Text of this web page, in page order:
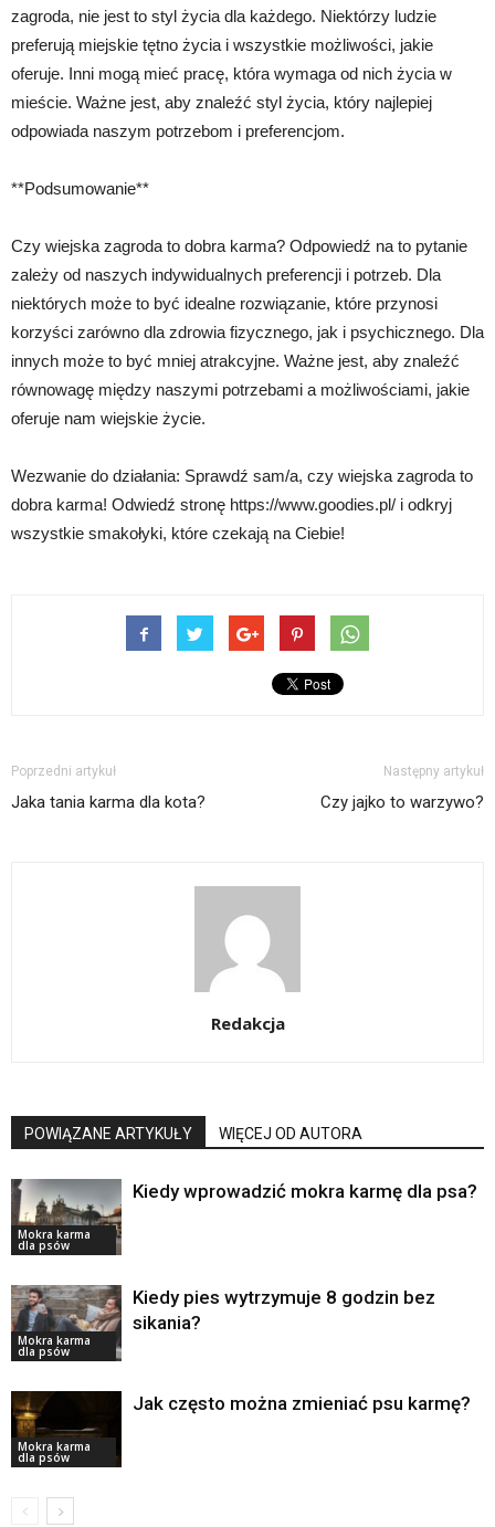
zagroda, nie jest to styl życia dla każdego. Niektórzy ludzie
preferują miejskie tętno życia i wszystkie możliwości, jakie
oferuje. Inni mogą mieć pracę, która wymaga od nich życia w
mieście. Ważne jest, aby znaleźć styl życia, który najlepiej
odpowiada naszym potrzebom i preferencjom.
**Podsumowanie**
Czy wiejska zagroda to dobra karma? Odpowiedź na to pytanie
zależy od naszych indywidualnych preferencji i potrzeb. Dla
niektórych może to być idealne rozwiązanie, które przynosi
korzyści zarówno dla zdrowia fizycznego, jak i psychicznego. Dla
innych może to być mniej atrakcyjne. Ważne jest, aby znaleźć
równowagę między naszymi potrzebami a możliwościami, jakie
oferuje nam wiejskie życie.
Wezwanie do działania: Sprawdź sam/a, czy wiejska zagroda to
dobra karma! Odwiedź stronę https://www.goodies.pl/ i odkryj
wszystkie smakołyki, które czekają na Ciebie!
Poprzedni artykuł
Jaka tania karma dla kota?
Następny artykuł
Czy jajko to warzywo?
Redakcja
POWIĄZANE ARTYKUŁY WIĘCEJ OD AUTORA
Mokra karma
dla psów
Kiedy wprowadzić mokra karmę dla psa?
Mokra karma
dla psów
Kiedy pies wytrzymuje 8 godzin bez
sikania?
Mokra karma
dla psów
Jak często można zmieniać psu karmę?